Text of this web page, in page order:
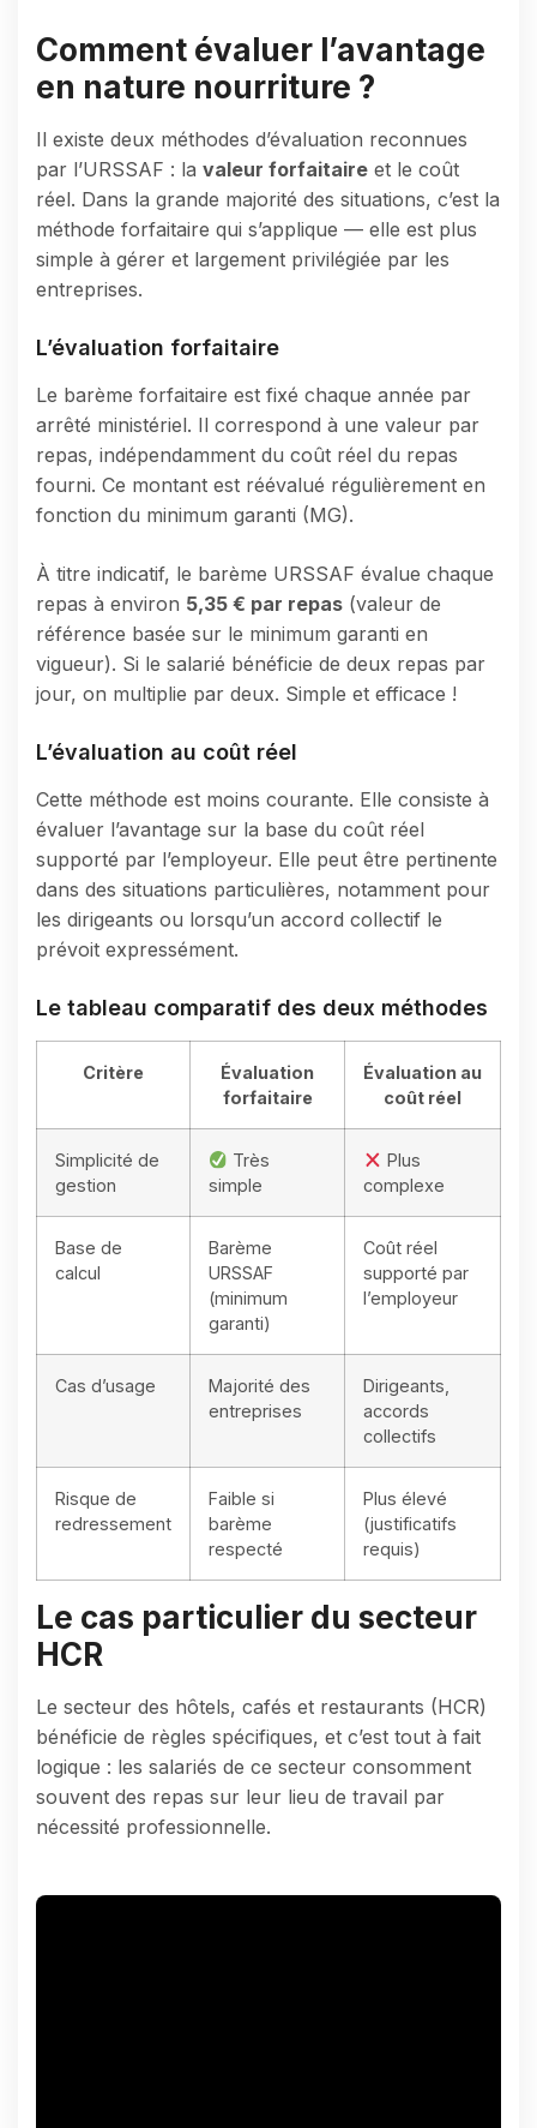
Comment évaluer l’avantage
en nature nourriture ?
Il existe deux méthodes d’évaluation reconnues
par l’URSSAF : la valeur forfaitaire et le coût
réel. Dans la grande majorité des situations, c’est la
méthode forfaitaire qui s’applique — elle est plus
simple à gérer et largement privilégiée par les
entreprises.
L’évaluation forfaitaire
Le barème forfaitaire est fixé chaque année par
arrêté ministériel. Il correspond à une valeur par
repas, indépendamment du coût réel du repas
fourni. Ce montant est réévalué régulièrement en
fonction du minimum garanti (MG).
À titre indicatif, le barème URSSAF évalue chaque
repas à environ 5,35 € par repas (valeur de
référence basée sur le minimum garanti en
vigueur). Si le salarié bénéficie de deux repas par
jour, on multiplie par deux. Simple et efficace !
L’évaluation au coût réel
Cette méthode est moins courante. Elle consiste à
évaluer l’avantage sur la base du coût réel
supporté par l’employeur. Elle peut être pertinente
dans des situations particulières, notamment pour
les dirigeants ou lorsqu’un accord collectif le
prévoit expressément.
Le tableau comparatif des deux méthodes
Critère
Évaluation
forfaitaire
Évaluation au
coût réel
Simplicité de
gestion
Très
simple
Plus
complexe
Base de
calcul
Barème
URSSAF
(minimum
garanti)
Coût réel
supporté par
l’employeur
Cas d’usage
Majorité des
entreprises
Dirigeants,
accords
collectifs
Risque de
redressement
Faible si
barème
respecté
Plus élevé
(justificatifs
requis)
Le cas particulier du secteur
HCR
Le secteur des hôtels, cafés et restaurants (HCR)
bénéficie de règles spécifiques, et c’est tout à fait
logique : les salariés de ce secteur consomment
souvent des repas sur leur lieu de travail par
nécessité professionnelle.